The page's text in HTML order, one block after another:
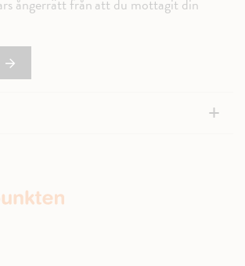
ångerrätt från att du mottagit din
+